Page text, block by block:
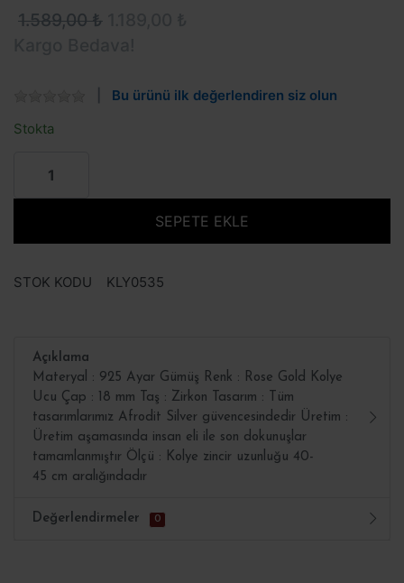
1.589,00 ₺
Bu ürünü ilk değerlendiren siz olun
Stokta
SEPETE EKLE
STOK KODU KLY0535
Açıklama
Materyal : 925 Ayar Gümüş Renk : Rose Gold Kolye
Ucu Çap : 18 mm Taş : Zirkon Tasarım : Tüm
tasarımlarımız Afrodit Silver güvencesindedir Üretim :
Üretim aşamasında insan eli ile son dokunuşlar
tamamlanmıştır Ölçü : Kolye zincir uzunluğu 40-
45 cm aralığındadır
Değerlendirmeler 0